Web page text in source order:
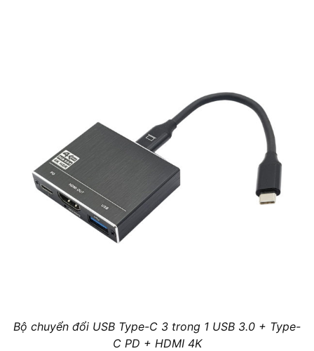
Bộ chuyển đổi USB Type-C 3 trong 1 USB 3.0 + Type-
C PD + HDMI 4K